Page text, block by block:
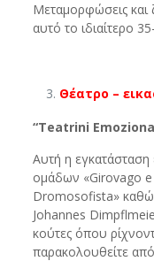
Μεταμορφώσεις
αυτό το ιδιαίτερο
Θέατρο –
“Teatrini
Αυτή η εγκατάσταση
ομάδων «Girovago
Dromosofista»
Johannes
κούτες όπου
παρακολουθείτε